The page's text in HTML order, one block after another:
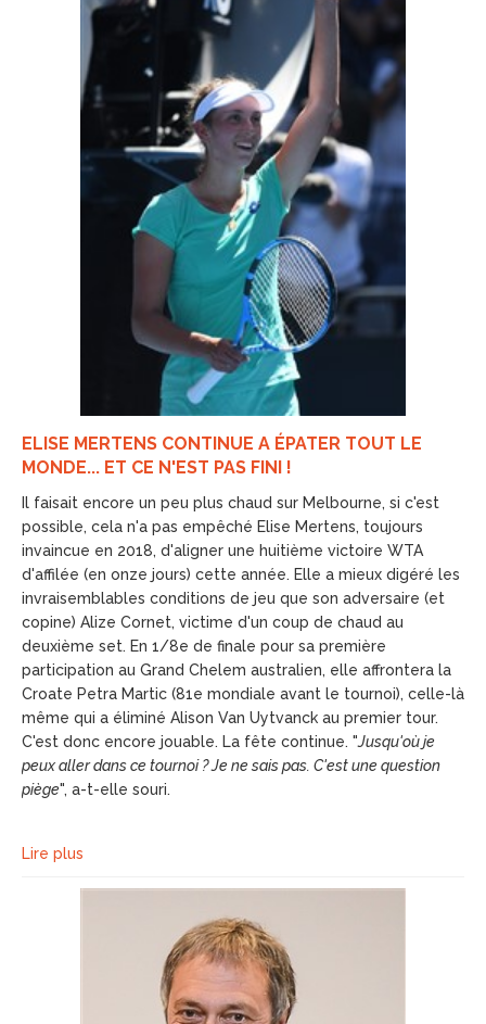
ELISE MERTENS CONTINUE A ÉPATER TOUT LE
MONDE... ET CE N'EST PAS FINI !
Il faisait encore un peu plus chaud sur Melbourne, si c'est
possible, cela n'a pas empêché Elise Mertens, toujours
invaincue en 2018, d'aligner une huitième victoire WTA
d'affilée (en onze jours) cette année. Elle a mieux digéré les
invraisemblables conditions de jeu que son adversaire (et
copine) Alize Cornet, victime d'un coup de chaud au
deuxième set. En 1/8e de finale pour sa première
participation au Grand Chelem australien, elle affrontera la
Croate Petra Martic (81e mondiale avant le tournoi), celle-là
même qui a éliminé Alison Van Uytvanck au premier tour.
C'est donc encore jouable. La fête continue. "Jusqu'où je
peux aller dans ce tournoi ? Je ne sais pas. C'est une question
piège", a-t-elle souri.
Lire plus